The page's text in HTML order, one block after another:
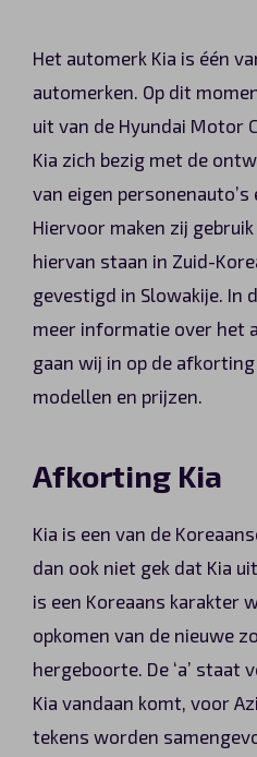
Het automerk Kia is één
automerken. Op dit
uit van de Hyundai Motor
Kia zich bezig met de
van eigen personenauto’s
Hiervoor maken zij
hiervan staan in Zuid-
gevestigd in Slowakije. In
meer informatie over het
gaan wij in op de afkorting
modellen en prijzen.
Afkorting Kia
Kia is een van de
dan ook niet gek dat Kia
is een Koreaans karakter
opkomen van de nieuwe
hergeboorte. De ‘a’
Kia vandaan komt, voor
tekens worden
Vragen?
Over ons